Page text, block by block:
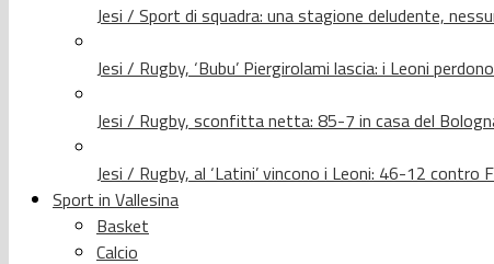
Jesi / Sport di squadra: una stagione deludente,
Jesi / Rugby, ‘Bubu’ Piergirolami lascia: i Leoni
Jesi / Rugby, sconfitta netta: 85-7 in casa del
Jesi / Rugby, al ‘Latini’ vincono i Leoni: 46-12 contro
Sport in Vallesina
Basket
Calcio